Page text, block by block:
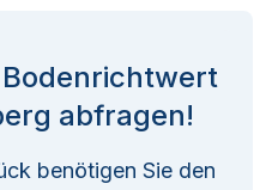
abfragen!
benötigen Sie den